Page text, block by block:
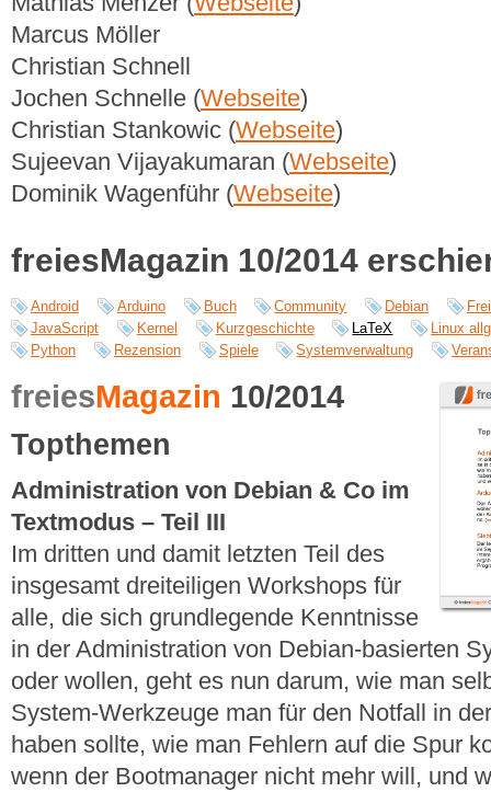
Marcus Möller
Christian Schnell
Jochen Schnelle (Webseite)
Christian Stankowic (Webseite)
Sujeevan Vijayakumaran (Webseite)
Dominik Wagenführ (Webseite)
freiesMagazin 10/2014
Android Arduino Buch Community Debian
JavaScript
Kernel Kurzgeschichte LaTeX
Linux
Python
Rezension Spiele Systemverwaltung
freiesMagazin 10/2014
Topthemen
Administration von Debian & Co im
Textmodus – Teil III
Im dritten und damit letzten Teil des
insgesamt dreiteiligen Workshops für
alle, die sich grundlegende Kenntnisse
in der Administration von Debian-basierten
oder wollen, geht es nun darum, wie man
System-Werkzeuge man für den Notfall in
haben sollte, wie man Fehlern auf die Spur
wenn der Bootmanager nicht mehr will, und